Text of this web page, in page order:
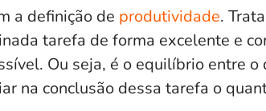
a definição de produtividade.
tarefa de forma excelente e
Ou seja, é o equilíbrio entre o
na conclusão dessa tarefa o